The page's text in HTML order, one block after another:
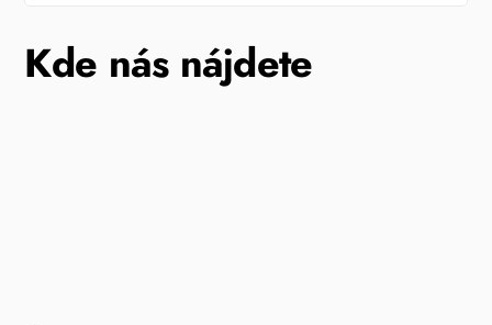
Kde nás nájdete